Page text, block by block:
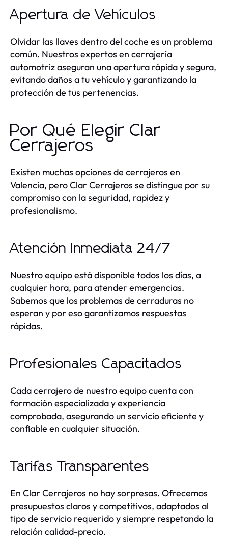
Apertura de Vehículos
Olvidar las llaves dentro del coche es un problema
común. Nuestros expertos en cerrajería
automotriz aseguran una apertura rápida y segura,
evitando daños a tu vehículo y garantizando la
protección de tus pertenencias.
Por Qué Elegir Clar
Cerrajeros
Existen muchas opciones de cerrajeros en
Valencia, pero Clar Cerrajeros se distingue por su
compromiso con la seguridad, rapidez y
profesionalismo.
Atención Inmediata 24/7
Nuestro equipo está disponible todos los días, a
cualquier hora, para atender emergencias.
Sabemos que los problemas de cerraduras no
esperan y por eso garantizamos respuestas
rápidas.
Profesionales Capacitados
Cada cerrajero de nuestro equipo cuenta con
formación especializada y experiencia
comprobada, asegurando un servicio eficiente y
confiable en cualquier situación.
Tarifas Transparentes
En Clar Cerrajeros no hay sorpresas. Ofrecemos
presupuestos claros y competitivos, adaptados al
tipo de servicio requerido y siempre respetando la
relación calidad-precio.